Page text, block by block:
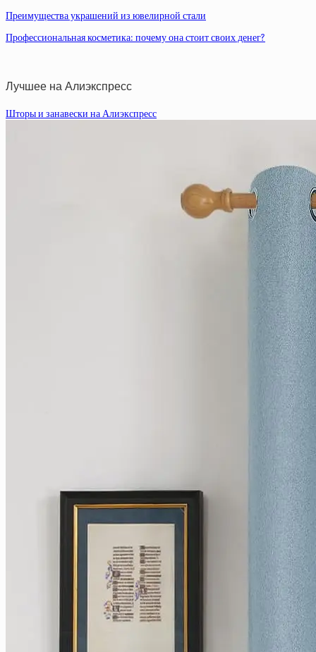
Преимущества украшений из ювелирной стали
Профессиональная косметика: почему она стоит своих денег?
Лучшее на Алиэкспресс
Шторы и занавески на Алиэкспресс